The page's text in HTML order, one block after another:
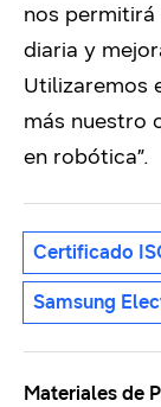
nos
diaria y
Utilizaremos
más nuestro
en robótica”.
Certificado
Samsung
Materiales de